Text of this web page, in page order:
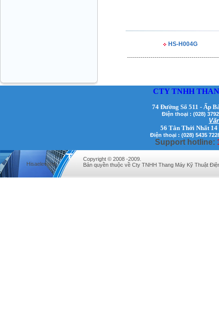
HS-H004G
CTY TNHH
74 Đường Số 511 - Ấp
Điện thoại : (028)
56 Tân Thới Nhất
Điện thoại : (028) 5435
Support hotline:
Hisaelevator
Copyright © 2008 -2009.
Bản quyền thuộc về Cty TNHH Thang Máy Kỹ Thuật